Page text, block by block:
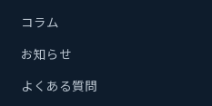
コラム
お知らせ
よくある質問